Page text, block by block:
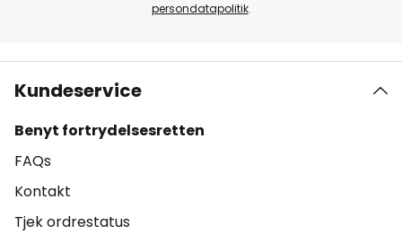
persondatapolitik.
Kundeservice
Benyt fortrydelsesretten
FAQs
Kontakt
Tjek ordrestatus